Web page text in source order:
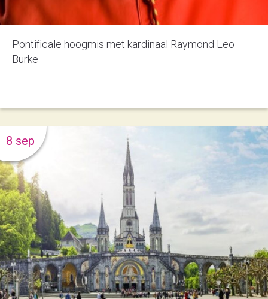
Pontificale hoogmis met kardinaal Raymond Leo
Burke
8 sep